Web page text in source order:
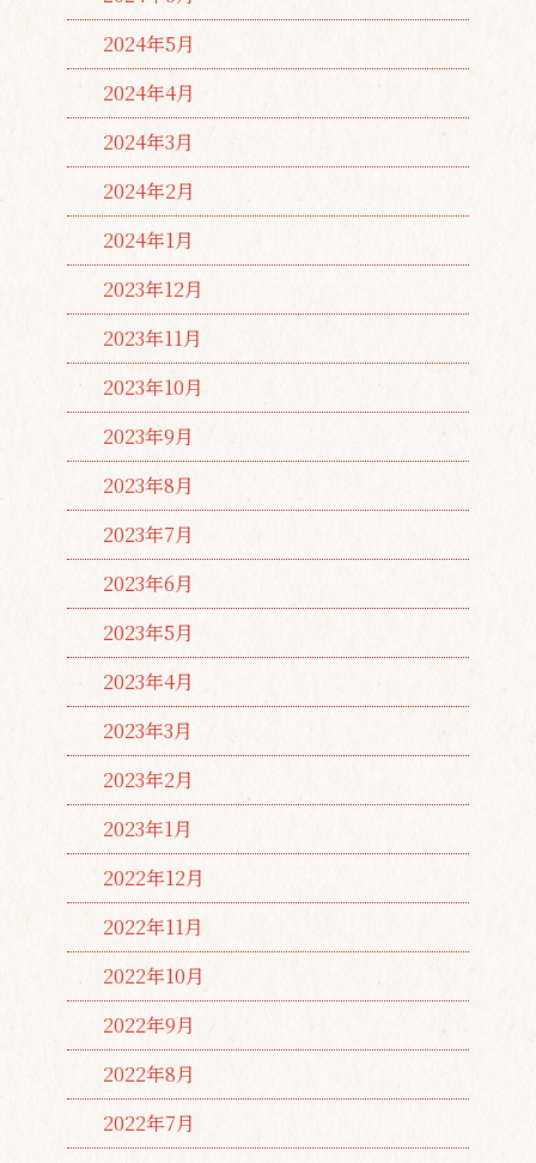
2024年5月
2024年4月
2024年3月
2024年2月
2024年1月
2023年12月
2023年11月
2023年10月
2023年9月
2023年8月
2023年7月
2023年6月
2023年5月
2023年4月
2023年3月
2023年2月
2023年1月
2022年12月
2022年11月
2022年10月
2022年9月
2022年8月
2022年7月